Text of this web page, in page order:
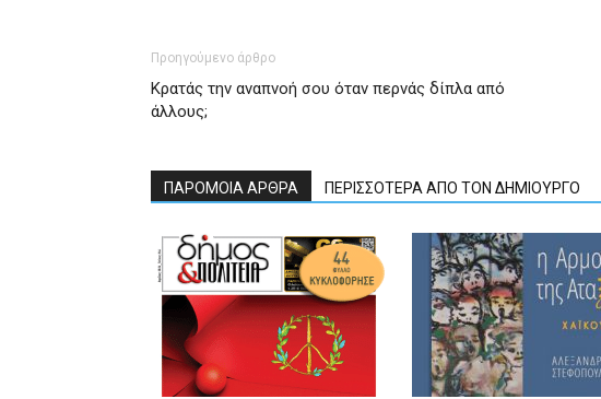
Προηγούμενο άρθρο
Κρατάς την αναπνοή σου όταν περνάς δίπλα από
άλλους;
ΠΑΡΟΜΟΙΑ ΑΡΘΡΑ ΠΕΡΙΣΣΟΤΕΡΑ ΑΠΟ ΤΟΝ ΔΗΜΙΟΥΡΓΟ